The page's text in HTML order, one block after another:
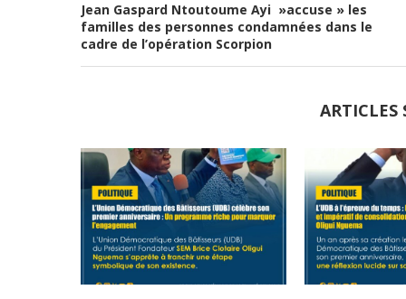
Jean Gaspard Ntoutoume Ayi »accuse » les
familles des personnes condamnées dans le
cadre de l’opération Scorpion
ARTICLES